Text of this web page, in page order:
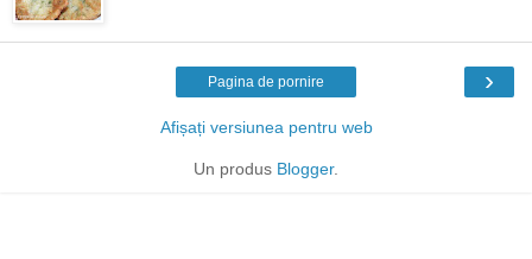
›
Pagina de pornire
Afișați versiunea pentru web
Un produs Blogger.